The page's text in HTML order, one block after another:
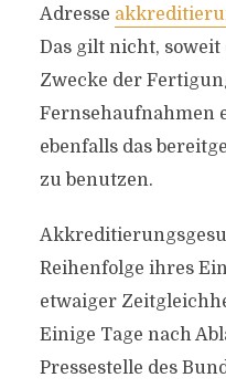
Adresse
Das gilt nicht,
Zwecke der
Fernsehaufnahmen
ebenfalls das
zu benutzen.
Reihenfolge ihres
etwaiger
Einige Tage nach
Pressestelle des